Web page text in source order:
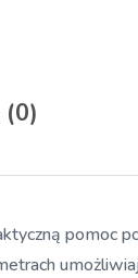
(0)
pomoc